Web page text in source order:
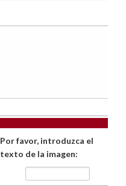
Por favor, introduzca el
texto de la imagen: